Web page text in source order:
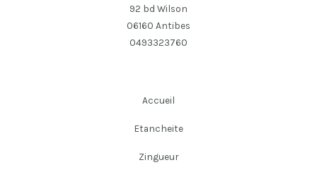
92 bd Wilson
06160 Antibes
0493323760
Accueil
Etancheite
Zingueur